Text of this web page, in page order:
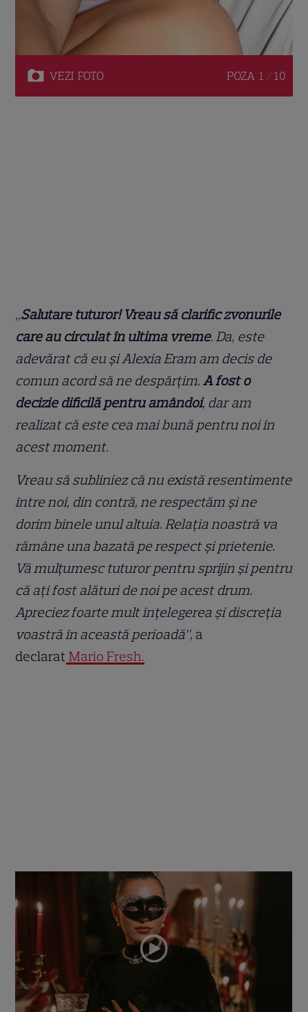
VEZI FOTO POZA 1 / 10
„Salutare tuturor! Vreau să clarific zvonurile
care au circulat în ultima vreme. Da, este
adevărat că eu și Alexia Eram am decis de
comun acord să ne despărțim.A fost o
decizie dificilă pentru amândoi, dar am
realizat că este cea mai bună pentru noi în
acest moment.
Vreau să subliniez că nu există resentimente
între noi, din contră, ne respectăm și ne
dorim binele unul altuia. Relația noastră va
rămâne una bazată pe respect și prietenie.
Vă mulțumesc tuturor pentru sprijin și pentru
că ați fost alături de noi pe acest drum.
Apreciez foarte mult înțelegerea și discreția
voastră în această perioadă”, a
declarat Mario Fresh.